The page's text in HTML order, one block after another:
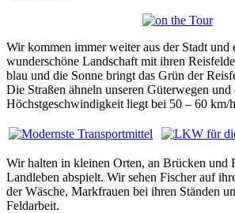
Wir kommen immer weiter aus der Stadt und
wunderschöne Landschaft mit ihren
blau und die Sonne bringt das Grün der
Die Straßen ähneln unseren Güterwegen und
Höchstgeschwindigkeit liegt bei 50 – 60 km/
Wir halten in kleinen Orten, an Brücken und
Landleben abspielt. Wir sehen Fischer auf
der Wäsche, Markfrauen bei ihren Ständen
Feldarbeit.